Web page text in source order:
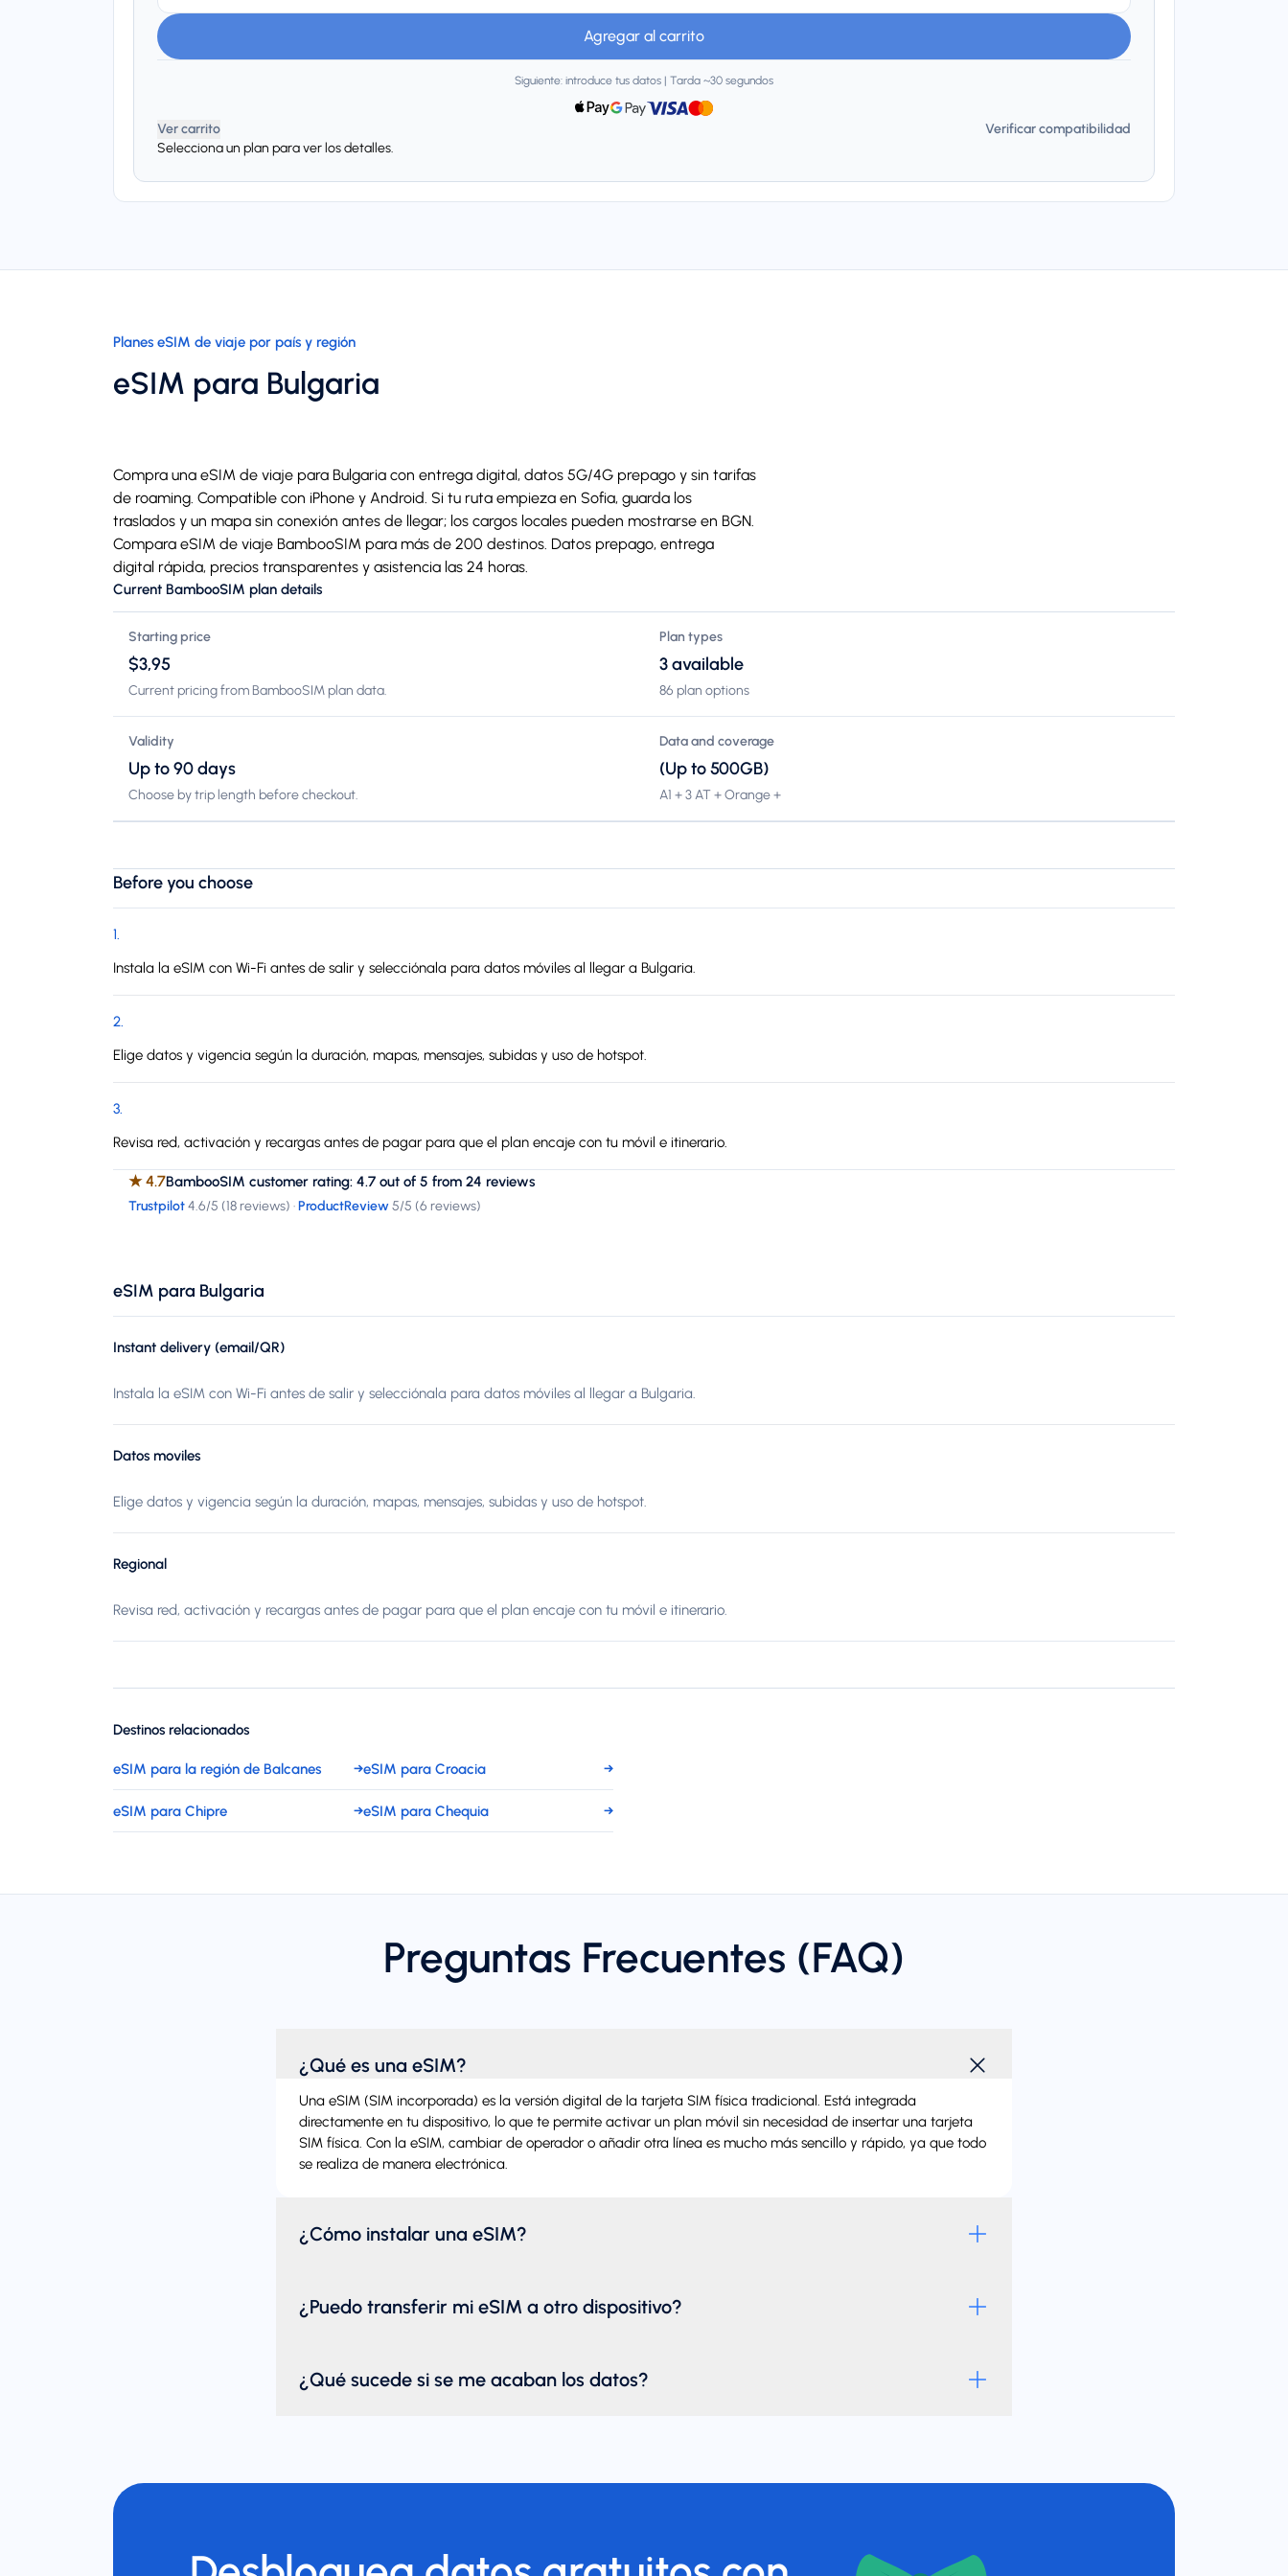
Agregar al carrito
Siguiente: introduce tus datos | Tarda ~30 segundos
Ver carrito
Verificar compatibilidad
Selecciona un plan para ver los detalles.
Planes eSIM de viaje por país y región
eSIM para Bulgaria
Compra una eSIM de viaje para Bulgaria con entrega digital, datos 5G/4G prepago y sin tarifas
de roaming. Compatible con iPhone y Android. Si tu ruta empieza en Sofia, guarda los
traslados y un mapa sin conexión antes de llegar; los cargos locales pueden mostrarse en BGN.
Compara eSIM de viaje BambooSIM para más de 200 destinos. Datos prepago, entrega
digital rápida, precios transparentes y asistencia las 24 horas.
Current BambooSIM plan details
Starting price
$3,95
Current pricing from BambooSIM plan data.
Plan types
3 available
86 plan options
Validity
Up to 90 days
Choose by trip length before checkout.
Data and coverage
(Up to 500GB)
A1 + 3 AT + Orange +
Before you choose
1.
Instala la eSIM con Wi-Fi antes de salir y selecciónala para datos móviles al llegar a Bulgaria.
2.
Elige datos y vigencia según la duración, mapas, mensajes, subidas y uso de hotspot.
3.
Revisa red, activación y recargas antes de pagar para que el plan encaje con tu móvil e itinerario.
★4.7BambooSIM customer rating: 4.7 out of 5 from 24 reviews
Trustpilot4.6/5 (18 reviews) ·ProductReview5/5 (6 reviews)
eSIM para Bulgaria
Instant delivery (email/QR)
Instala la eSIM con Wi-Fi antes de salir y selecciónala para datos móviles al llegar a Bulgaria.
Datos moviles
Elige datos y vigencia según la duración, mapas, mensajes, subidas y uso de hotspot.
Regional
Revisa red, activación y recargas antes de pagar para que el plan encaje con tu móvil e itinerario.
Destinos relacionados
eSIM para la región de Balcanes →eSIM para Croacia →
eSIM para Chipre →eSIM para Chequia →
Preguntas Frecuentes (FAQ)
¿Qué es una eSIM?
Una eSIM (SIM incorporada) es la versión digital de la tarjeta SIM física tradicional. Está integrada
directamente en tu dispositivo, lo que te permite activar un plan móvil sin necesidad de insertar una tarjeta
SIM física. Con la eSIM, cambiar de operador o añadir otra línea es mucho más sencillo y rápido, ya que todo
se realiza de manera electrónica.
¿Cómo instalar una eSIM?
¿Puedo transferir mi eSIM a otro dispositivo?
¿Qué sucede si se me acaban los datos?